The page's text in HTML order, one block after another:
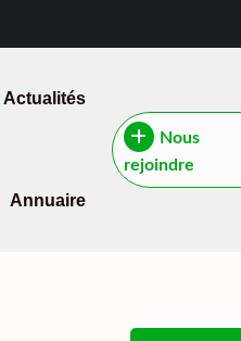
Actualités
Annuaire
Nous
rejoindre